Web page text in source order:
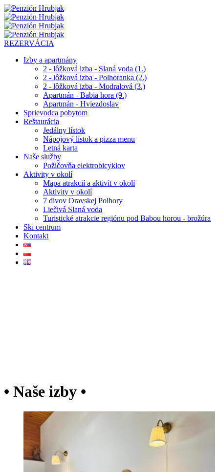
REZERVÁCIA
Izby a apartmány
2 - lôžková izba - Slaná voda (1.)
2 - lôžková izba - Polhoranka (2.)
2 - lôžková izba - Modralová (3.)
Apartmán - Babia hora (9.)
Apartmán - Hviezdoslav
Sprievodca pobytom
Reštaurácia
Jedálny lístok
Nápojový lístok a pizza menu
Letná karta
Naše služby
Požičovňa elektrobicyklov
Aktivity v okolí
Mapa atrakcií a aktivít v okolí
Aktivity v okolí
7 divov Oravskej Polhory
Liečivá Slaná voda
Turistické atrakcie regiónu pod Babou horou - brožúra
Ski centrum
Kontakt
• Naše izby •